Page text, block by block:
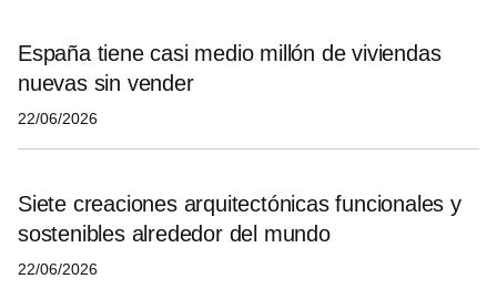
España tiene casi medio millón de viviendas
nuevas sin vender
22/06/2026
Siete creaciones arquitectónicas funcionales y
sostenibles alrededor del mundo
22/06/2026